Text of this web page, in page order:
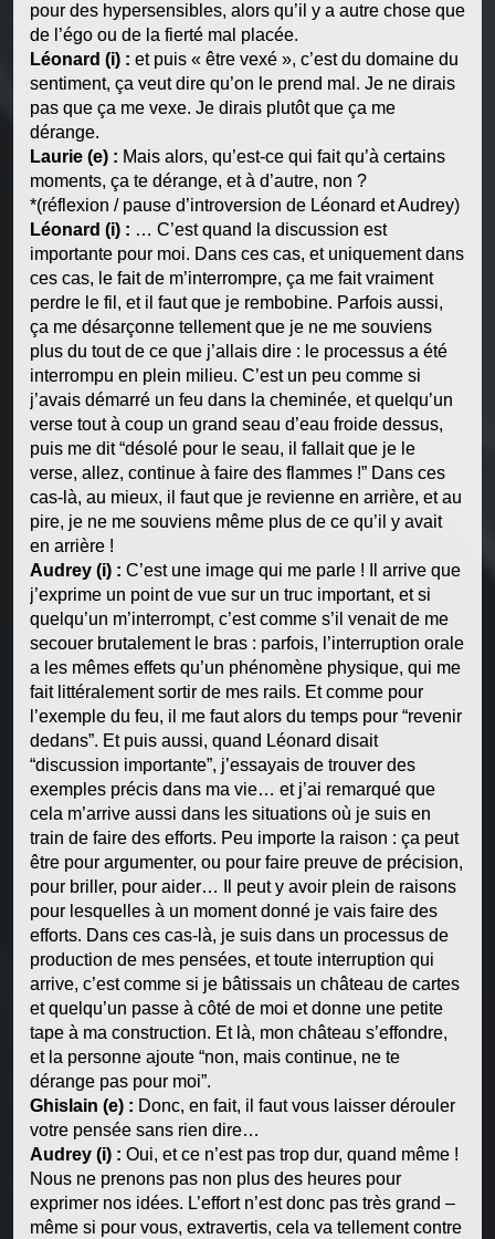
pour des hypersensibles, alors qu’il y a autre chose que
de l’égo ou de la fierté mal placée.
Léonard (i) : et puis « être vexé », c’est du domaine du
sentiment, ça veut dire qu’on le prend mal. Je ne dirais
pas que ça me vexe. Je dirais plutôt que ça me
dérange.
Laurie (e) : Mais alors, qu’est-ce qui fait qu’à certains
moments, ça te dérange, et à d’autre, non ?
*(réflexion / pause d’introversion de Léonard et Audrey)
Léonard (i) : … C’est quand la discussion est
importante pour moi. Dans ces cas, et uniquement dans
ces cas, le fait de m’interrompre, ça me fait vraiment
perdre le fil, et il faut que je rembobine. Parfois aussi,
ça me désarçonne tellement que je ne me souviens
plus du tout de ce que j’allais dire : le processus a été
interrompu en plein milieu. C’est un peu comme si
j’avais démarré un feu dans la cheminée, et quelqu’un
verse tout à coup un grand seau d’eau froide dessus,
puis me dit “désolé pour le seau, il fallait que je le
verse, allez, continue à faire des flammes !” Dans ces
cas-là, au mieux, il faut que je revienne en arrière, et au
pire, je ne me souviens même plus de ce qu’il y avait
en arrière !
Audrey (i) : C’est une image qui me parle ! Il arrive que
j’exprime un point de vue sur un truc important, et si
quelqu’un m’interrompt, c’est comme s’il venait de me
secouer brutalement le bras : parfois, l’interruption orale
a les mêmes effets qu’un phénomène physique, qui me
fait littéralement sortir de mes rails. Et comme pour
l’exemple du feu, il me faut alors du temps pour “revenir
dedans”. Et puis aussi, quand Léonard disait
“discussion importante”, j’essayais de trouver des
exemples précis dans ma vie… et j’ai remarqué que
cela m’arrive aussi dans les situations où je suis en
train de faire des efforts. Peu importe la raison : ça peut
être pour argumenter, ou pour faire preuve de précision,
pour briller, pour aider… Il peut y avoir plein de raisons
pour lesquelles à un moment donné je vais faire des
efforts. Dans ces cas-là, je suis dans un processus de
production de mes pensées, et toute interruption qui
arrive, c’est comme si je bâtissais un château de cartes
et quelqu’un passe à côté de moi et donne une petite
tape à ma construction. Et là, mon château s’effondre,
et la personne ajoute “non, mais continue, ne te
dérange pas pour moi”.
Ghislain (e) : Donc, en fait, il faut vous laisser dérouler
votre pensée sans rien dire…
Audrey (i) : Oui, et ce n’est pas trop dur, quand même !
Nous ne prenons pas non plus des heures pour
exprimer nos idées. L’effort n’est donc pas très grand –
même si pour vous, extravertis, cela va tellement contre